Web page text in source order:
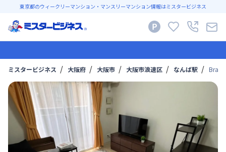
東京都のウィークリーマンション・マンスリーマンション情報はミスタービジネス
ミスタービジネス 大阪府 大阪市 大阪市浪速区 なんば駅